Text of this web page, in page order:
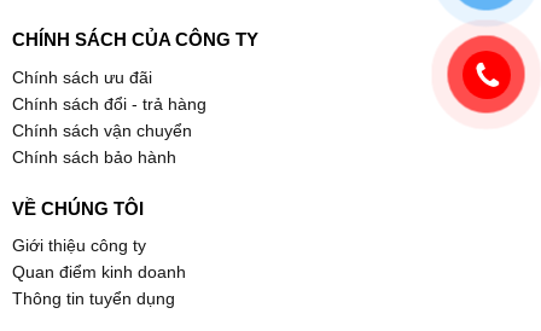
CHÍNH SÁCH CỦA CÔNG TY
Chính sách ưu đãi
Chính sách đổi - trả hàng
Chính sách vận chuyển
Chính sách bảo hành
VỀ CHÚNG TÔI
Giới thiệu công ty
Quan điểm kinh doanh
Thông tin tuyển dụng